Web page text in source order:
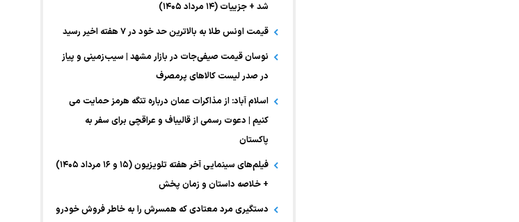
شد + جزییات (۱۴ مرداد ۱۴۰۵)
قیمت اونس طلا به بالاترین حد خود در ۷ هفته اخیر رسید
نوسان قیمت صیفی‌جات در بازار مشهد | سیب‌زمینی و پیاز
در صدر لیست کالا‌های پرمصرف
اسلام آباد: از مذاکرات عمان درباره تنگه هرمز حمایت می
کنیم | دعوت رسمی از قالیباف و عراقچی برای سفر به
پاکستان
فیلم‌های سینمایی آخر هفته تلویزیون (۱۵ و ۱۶ مرداد ۱۴۰۵)
+ خلاصه داستان و زمان پخش
دستگیری مرد معتادی که همسرش را به خاطر فروش خودرو